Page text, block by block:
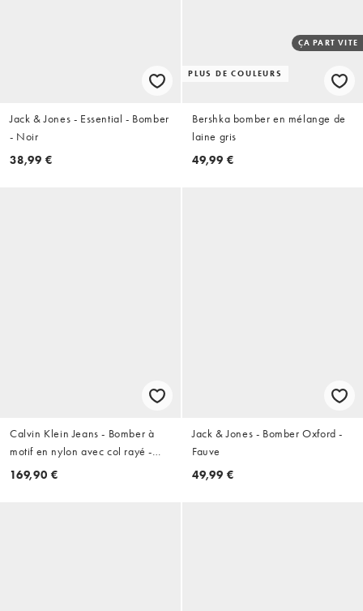
Jack & Jones - Essential - Bomber
- Noir
38,99 €
PLUS DE COULEURS
ÇA PART VITE
Bershka bomber en mélange de
laine gris
49,99 €
Calvin Klein Jeans - Bomber à
motif en nylon avec col rayé -
Noir
169,90 €
Jack & Jones - Bomber Oxford -
Fauve
49,99 €